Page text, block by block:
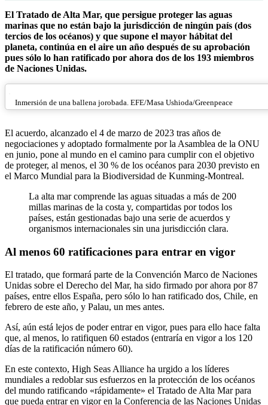
El Tratado de Alta Mar, que persigue proteger las aguas
marinas que no están bajo la jurisdicción de ningún país (dos
tercios de los océanos) y que supone el mayor hábitat del
planeta, continúa en el aire un año después de su aprobación
pues sólo lo han ratificado por ahora dos de los 193 miembros
de Naciones Unidas.
Inmersión de una ballena jorobada. EFE/Masa Ushioda/Greenpeace
El acuerdo, alcanzado el 4 de marzo de 2023 tras años de
negociaciones y adoptado formalmente por la Asamblea de la ONU
en junio, pone al mundo en el camino para cumplir con el objetivo
de proteger, al menos, el 30 % de los océanos para 2030 previsto en
el Marco Mundial para la Biodiversidad de Kunming-Montreal.
La alta mar comprende las aguas situadas a más de 200
millas marinas de la costa y, compartidas por todos los
países, están gestionadas bajo una serie de acuerdos y
organismos internacionales sin una jurisdicción clara.
Al menos 60 ratificaciones para entrar en vigor
El tratado, que formará parte de la Convención Marco de Naciones
Unidas sobre el Derecho del Mar, ha sido firmado por ahora por 87
países, entre ellos España, pero sólo lo han ratificado dos, Chile, en
febrero de este año, y Palau, un mes antes.
Así, aún está lejos de poder entrar en vigor, pues para ello hace falta
que, al menos, lo ratifiquen 60 estados (entraría en vigor a los 120
días de la ratificación número 60).
En este contexto, High Seas Alliance ha urgido a los líderes
mundiales a redoblar sus esfuerzos en la protección de los océanos
del mundo ratificando «rápidamente» el Tratado de Alta Mar para
que pueda entrar en vigor en la Conferencia de las Naciones Unidas